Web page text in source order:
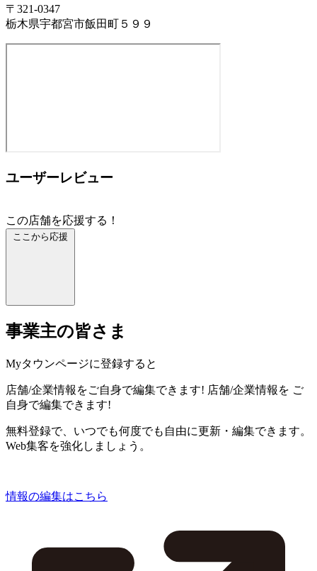
〒321-0347
栃木県宇都宮市飯田町５９９
ユーザーレビュー
この店舗を応援する！
ここから応援
事業主の皆さま
Myタウンページに登録すると
店舗/企業情報をご自身で編集できます! 店舗/企業情報を ご
自身で編集できます!
無料登録で、いつでも何度でも自由に更新・編集できます。
Web集客を強化しましょう。
情報の編集はこちら